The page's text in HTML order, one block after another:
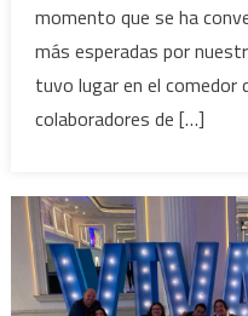
momento que se ha
más esperadas por
tuvo lugar en el comedor
colaboradores de […]